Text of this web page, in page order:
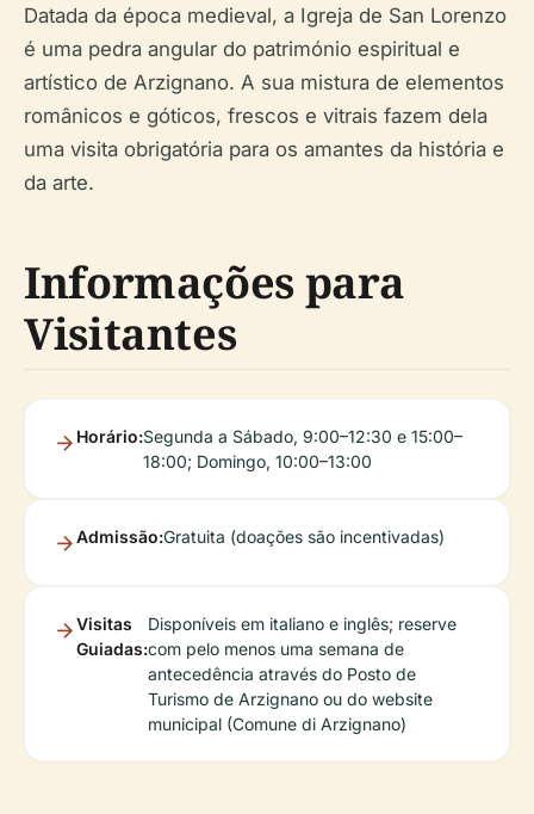
Datada da época medieval, a Igreja de San Lorenzo
é uma pedra angular do património espiritual e
artístico de Arzignano. A sua mistura de elementos
românicos e góticos, frescos e vitrais fazem dela
uma visita obrigatória para os amantes da história e
da arte.
Informações para
Visitantes
Horário:Segunda a Sábado, 9:00–12:30 e 15:00–
18:00; Domingo, 10:00–13:00
Admissão:Gratuita (doações são incentivadas)
Visitas
Guiadas:
Disponíveis em italiano e inglês; reserve
com pelo menos uma semana de
antecedência através do Posto de
Turismo de Arzignano ou do website
municipal (Comune di Arzignano)